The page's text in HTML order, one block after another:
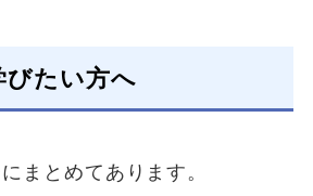
びたい方へ
まとめてあります。